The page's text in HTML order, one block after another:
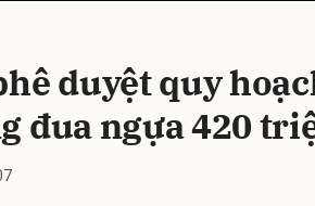
duyệt quy
đua ngựa 420